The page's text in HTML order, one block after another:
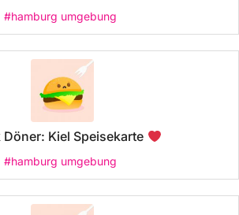
#hamburg umgebung
Döner: Kiel Speisekarte
#hamburg umgebung